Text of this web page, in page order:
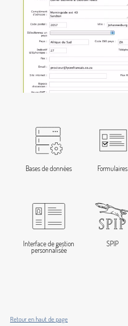
Bases de données Formulaires
Interface de gestion
personnalisée
SPIP
Retour en haut de page